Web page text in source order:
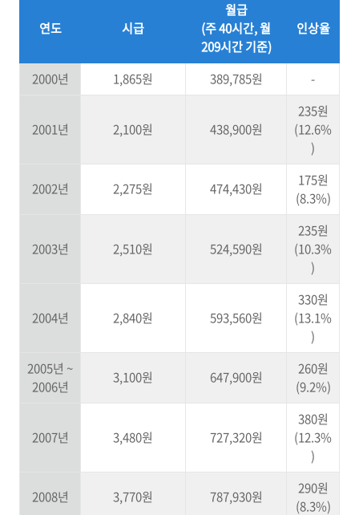
연도 시급
월급
(주 40시간, 월
209시간 기준)
인상율
2000년 1,865원 389,785원 -
2001년 2,100원 438,900원
235원
(12.6%
)
2002년 2,275원 474,430원
175원
(8.3%)
2003년 2,510원 524,590원
235원
(10.3%
)
2004년 2,840원 593,560원
330원
(13.1%
)
2005년 ~
2006년
3,100원 647,900원
260원
(9.2%)
2007년 3,480원 727,320원
380원
(12.3%
)
2008년 3,770원 787,930원
290원
(8.3%)